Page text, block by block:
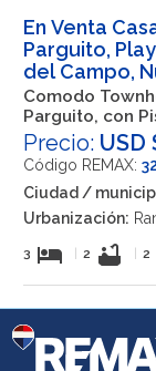
En Venta
Parguito,
del Campo,
Comodo
Parguito, con
Precio: USD
Código REMAX:
Ciudad /
Urbanización:
3 hotel 2 bathtub 2